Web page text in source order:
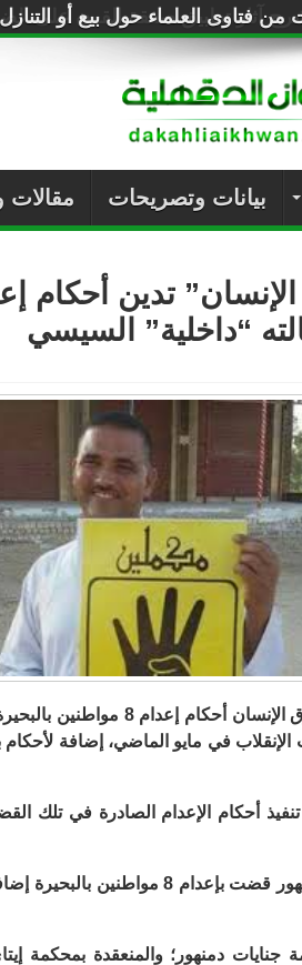
من فتاوى العلماء حول بيع أو
بيانات وتصريحات مقالات
“داخلية” السيسي
دانت مؤسسة عدالة لحقوق
أحكام الإعدام الصادرة في تلك
8 بمحكمة جنايات دمنهور؛ والمنعقدة